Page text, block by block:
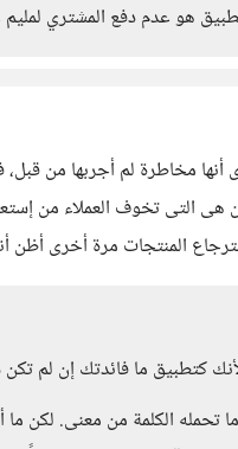
هو عدم دفع المشتري لمليم
هى التى تخوف العملاء من
المنتجات مرة أخرى أظن
كتطبيق ما فائدتك إن لم
الكلمة من معنى. لكن ما